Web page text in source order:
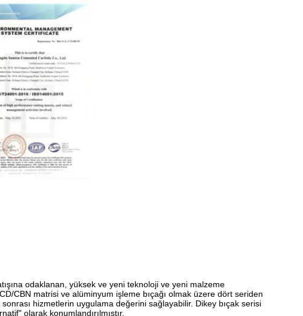
odaklanan, yüksek ve yeni teknoloji ve yeni malzeme
CBN matrisi ve alüminyum işleme bıçağı olmak üzere dört seriden
hizmetlerin uygulama değerini sağlayabilir. Dikey bıçak serisi
olarak konumlandırılmıştır.